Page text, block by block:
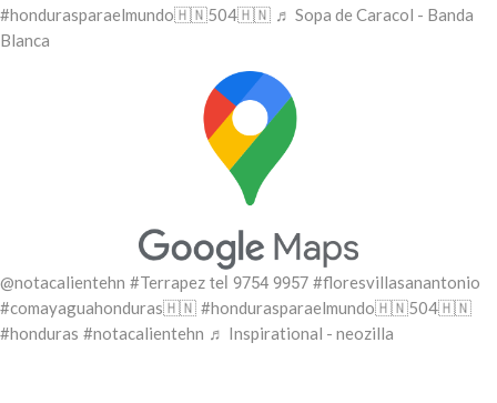
#hondurasparaelmundo🇭🇳504🇭🇳 ♬ Sopa de Caracol - Banda
Blanca
@notacalientehn #Terrapez tel 9754 9957 #floresvillasanantonio
#comayaguahonduras🇭🇳 #hondurasparaelmundo🇭🇳504🇭🇳
#honduras #notacalientehn ♬ Inspirational - neozilla